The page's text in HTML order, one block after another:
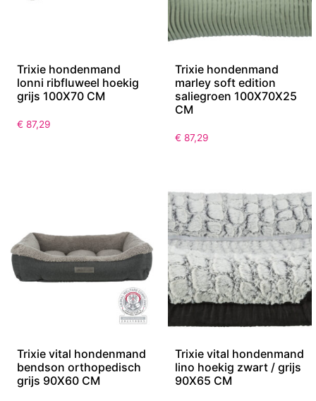
Trixie hondenmand
lonni ribfluweel hoekig
grijs 100X70 CM
€ 87,29
Trixie hondenmand
marley soft edition
saliegroen 100X70X25
CM
€ 87,29
Trixie vital hondenmand
bendson orthopedisch
grijs 90X60 CM
Trixie vital hondenmand
lino hoekig zwart / grijs
90X65 CM